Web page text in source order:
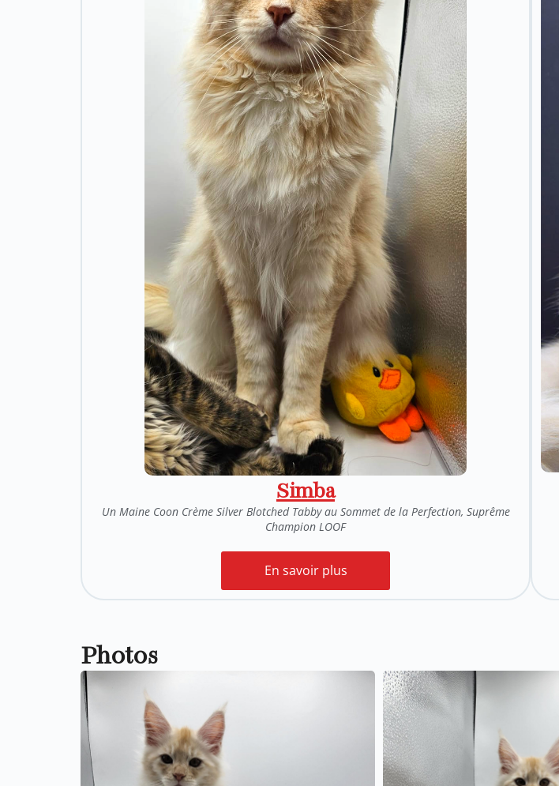
Simba
Un Maine Coon Crème Silver Blotched Tabby au Sommet de la Perfection, Suprême
Champion LOOF
En savoir plus
Photos